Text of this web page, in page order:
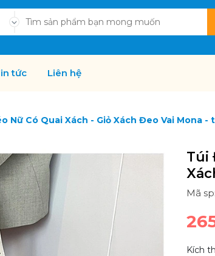
tức Liên hệ
Nữ Có Quai Xách - Giỏ Xách Đeo Vai Mona -
Túi
Mã
Kích